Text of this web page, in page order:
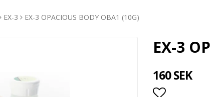
EX-3 EX-3 OPACIOUS BODY OBA1 (10G)
EX-3
160 SEK